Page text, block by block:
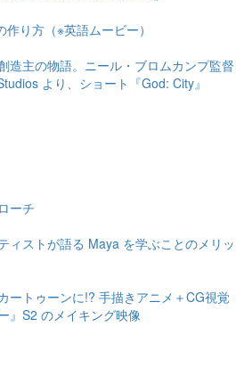
り方（※英語ムービー）
造主の物語。ニール・ブロムカンプ監督
より、ショート『God: City』
ーチ
ィストが語る Maya を学ぶことのメリッ
ートゥーンに!? 手描きアニメ＋CG視覚
』S2 のメイキング映像